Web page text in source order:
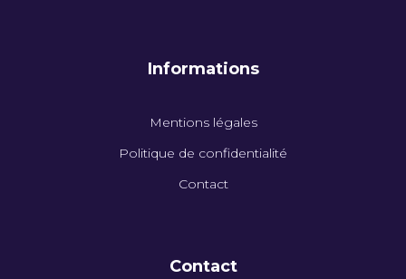
Informations
Mentions légales
Politique de confidentialité
Contact
Contact